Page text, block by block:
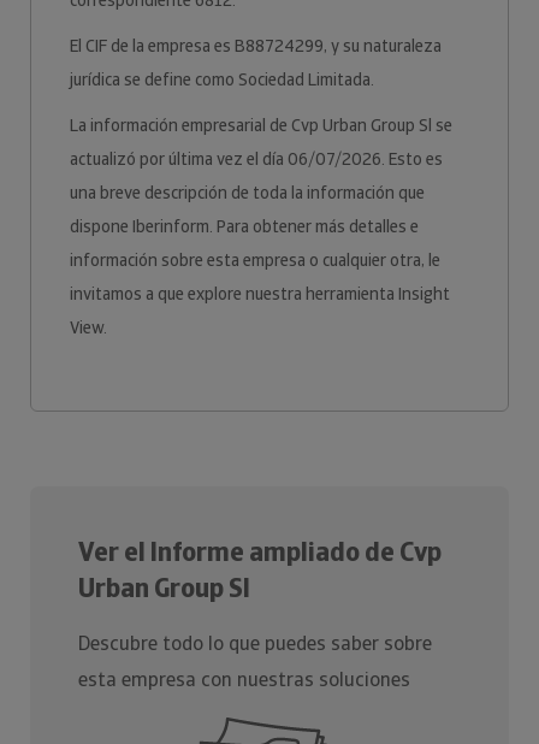
El CIF de la empresa es B88724299, y su naturaleza
jurídica se define como Sociedad Limitada.
La información empresarial de Cvp Urban Group Sl se
actualizó por última vez el día 06/07/2026. Esto es
una breve descripción de toda la información que
dispone Iberinform. Para obtener más detalles e
información sobre esta empresa o cualquier otra, le
invitamos a que explore nuestra herramienta Insight
View.
Ver el Informe ampliado de Cvp
Urban Group Sl
Descubre todo lo que puedes saber sobre
esta empresa con nuestras soluciones